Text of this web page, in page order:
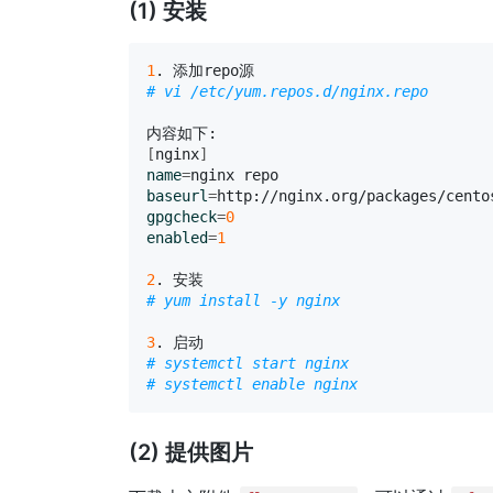
(1) 安装
1
# vi /etc/yum.repos.d/nginx.repo
[nginx]
name=
baseurl=http://nginx.org/packages/
gpgcheck=0
enabled=1
2
# yum install -y nginx
3
# systemctl start nginx
# systemctl enable nginx
(2) 提供图片